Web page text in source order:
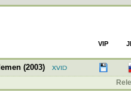
VIP
(2003)